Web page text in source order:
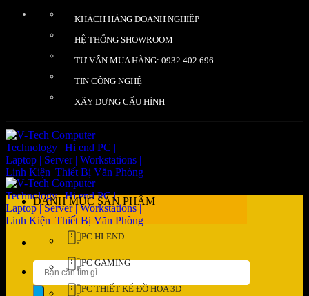
KHÁCH HÀNG DOANH NGHIỆP
HỆ THỐNG SHOWROOM
TƯ VẤN MUA HÀNG: 0932 402 696
TIN CÔNG NGHỆ
XÂY DỰNG CẤU HÌNH
Tìm
kiếm:
DANH MỤC SẢN PHẨM
PC HI-END
PC GAMING
PC THIẾT KẾ ĐỒ HỌA 3D